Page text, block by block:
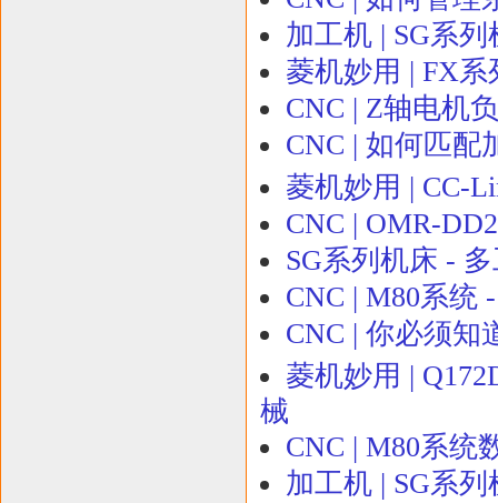
加工机 | SG系
菱机妙用 | FX
CNC | Z轴电机
CNC | 如何匹配
菱机妙用 | CC-
CNC | OMR-
SG系列机床 -
CNC | M80系统
CNC | 你必须知
菱机妙用 |
械
CNC | M80系统
加工机 | SG系